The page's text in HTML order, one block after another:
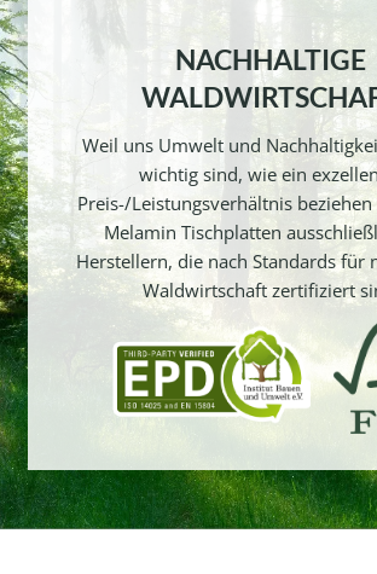
NACHHALTIGE
Weil uns Umwelt und
wichtig sind, wie ein
Preis-/Leistungsverhältnis
Melamin Tischplatten
Herstellern, die nach Standards für
Waldwirtschaft zertifiziert